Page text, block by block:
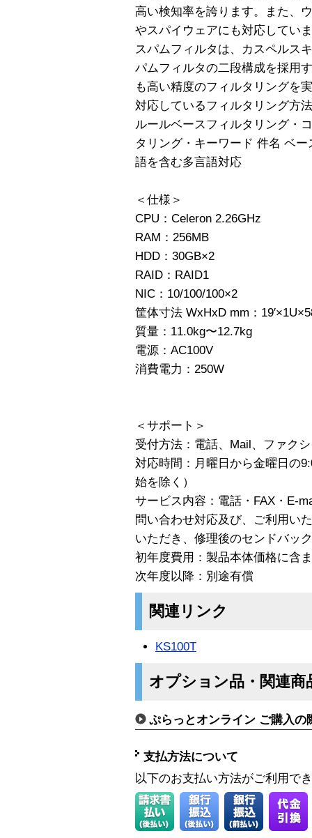
高い検知率を誇ります。また、
やスパイウェアにも対応してい
スパムフィルタは、カスペルス
パムフィルタの二段構成を採用
も高い精度のフィルタリングを
対応しているフィルタリング方
ルールベースフィルタリング・
タリング・キーワード 件名 ベ
語を含む多言語対応
＜仕様＞
CPU：Celeron 2.26GHz
RAM：256MB
HDD：30GB×2
RAID：RAID1
NIC：10/100/100×2
筐体寸法 WxHxD mm：
質量：11.0kg〜12.7kg
電源：AC100V
消費電力：250W
＜サポート＞
受付方法：電話、Mail、ファク
対応時間：月曜日から金曜日の
始を除く）
サービス内容：電話・FAX・E-
問い合わせ対応及び、ご利用い
いただき、修理後のセンドバッ
初年度費用：製品本体価格に含
次年度以降：別途有償
関連リンク
KS100T
オプション品・関連商
ぷらっとオンライン ご購入の
支払方法について
以下のお支払い方法がご利用で